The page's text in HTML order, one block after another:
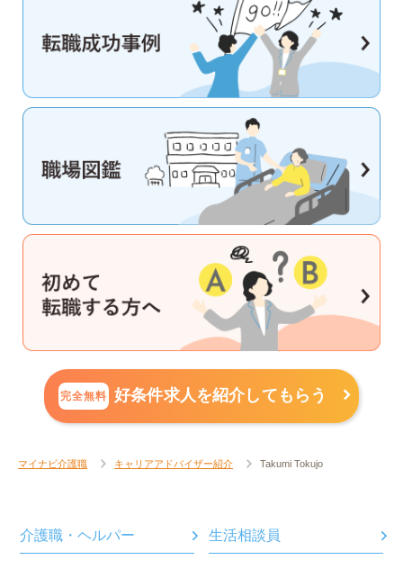
完全無料 好条件求人を紹介してもらう
マイナビ介護職 キャリアアドバイザー紹介 Takumi Tokujo
介護職・ヘルパー 生活相談員